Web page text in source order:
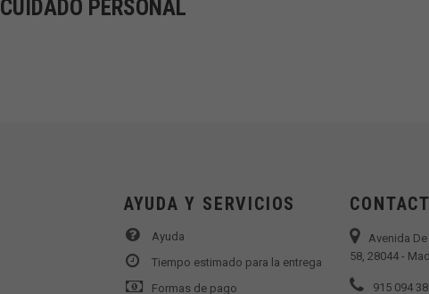
CUIDADO PERSONAL
AYUDA Y SERVICIOS
Ayuda
Tiempo estimado para la entrega
Formas de pago
Avenida
58, 28044 -
915 094